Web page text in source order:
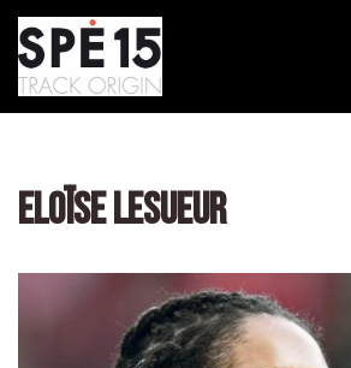
Aller
au
ELOÏSE LESUEUR